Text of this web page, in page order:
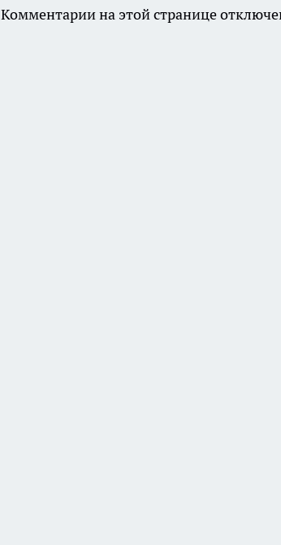
Комментарии на этой странице